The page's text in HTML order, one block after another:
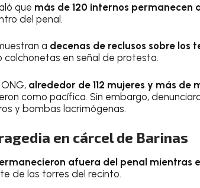
que más de 120 internos permanecen
del penal.
a decenas de reclusos sobre los
en señal de protesta.
alrededor de 112 mujeres y más
como pacífica. Sin embargo,
y bombas lacrimógenas.
en cárcel de Barinas
afuera del penal mientras
de las torres del recinto.